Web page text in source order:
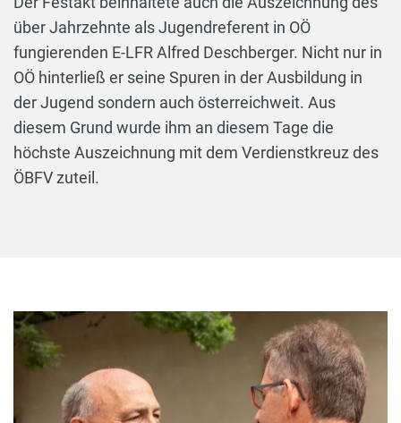
über Jahrzehnte als Jugendreferent in OÖ
fungierenden E-LFR Alfred Deschberger. Nicht nur in
OÖ hinterließ er seine Spuren in der Ausbildung in
der Jugend sondern auch österreichweit. Aus
diesem Grund wurde ihm an diesem Tage die
höchste Auszeichnung mit dem Verdienstkreuz des
ÖBFV zuteil.